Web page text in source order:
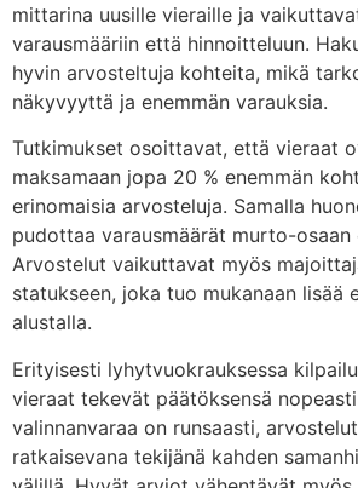
mittarina uusille vieraille ja
varausmääriin että hinnoitteluun.
hyvin arvosteltuja kohteita, mikä
näkyvyyttä ja enemmän varauksia.
Tutkimukset osoittavat, että vieraat
maksamaan jopa 20 % enemmän
erinomaisia arvosteluja. Samalla
pudottaa varausmäärät murto-osaan
Arvostelut vaikuttavat myös
statukseen, joka tuo mukanaan lisää
alustalla.
Erityisesti lyhytvuokrauksessa
vieraat tekevät päätöksensä
valinnanvaraa on runsaasti,
ratkaisevana tekijänä kahden